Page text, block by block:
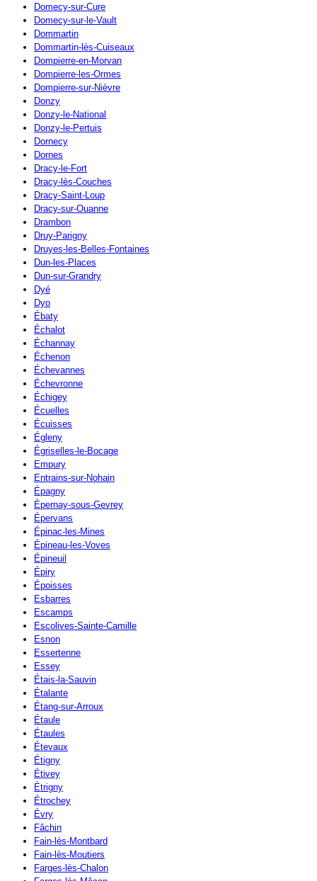
Domecy-sur-Cure
Domecy-sur-le-Vault
Dommartin
Dommartin-lès-Cuiseaux
Dompierre-en-Morvan
Dompierre-les-Ormes
Dompierre-sur-Nièvre
Donzy
Donzy-le-National
Donzy-le-Pertuis
Dornecy
Dornes
Dracy-le-Fort
Dracy-lès-Couches
Dracy-Saint-Loup
Dracy-sur-Ouanne
Drambon
Druy-Parigny
Druyes-les-Belles-Fontaines
Dun-les-Places
Dun-sur-Grandry
Dyé
Dyo
Ébaty
Échalot
Échannay
Échenon
Échevannes
Échevronne
Échigey
Écuelles
Écuisses
Égleny
Égriselles-le-Bocage
Empury
Entrains-sur-Nohain
Épagny
Épernay-sous-Gevrey
Épervans
Épinac-les-Mines
Épineau-les-Voves
Épineuil
Épiry
Époisses
Esbarres
Escamps
Escolives-Sainte-Camille
Esnon
Essertenne
Essey
Étais-la-Sauvin
Étalante
Étang-sur-Arroux
Étaule
Étaules
Étevaux
Étigny
Étivey
Étrigny
Étrochey
Évry
Fâchin
Fain-lès-Montbard
Fain-lès-Moutiers
Farges-lès-Chalon